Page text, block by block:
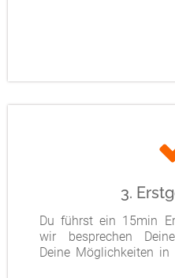
3.
Du führst ein 15min
wir besprechen
Deine Möglichkeiten in